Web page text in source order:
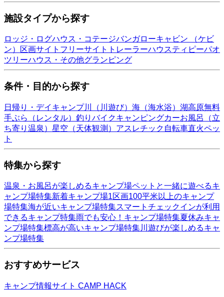
施設タイプから探す
ロッジ・ログハウス・コテージバンガローキャビン （ケビ
ン）
区画サイト フリーサイト トレーラーハウスティピーパオ
ツリーハウス・その他グランピング
条件・目的から探す
日帰り・デイキャンプ川（川遊び） 海（海水浴） 湖高原無料
手ぶら（レンタル） 釣り バイクキャンピングカーお風呂（立
ち寄り温泉） 星空（天体観測） アスレチック 自転車直火ペッ
ト
特集から探す
温泉・お風呂が楽しめるキャンプ場ペットと一緒に遊べるキ
ャンプ場特集新着キャンプ場1区画100平米以上のキャンプ
場特集海が近いキャンプ場特集スマートチェックインが利用
できるキャンプ特集雨でも安心！キャンプ場特集夏休みキャ
ンプ場特集標高が高いキャンプ場特集川遊びが楽しめるキャ
ンプ場特集
おすすめサービス
キャンプ情報サイト CAMP HACK